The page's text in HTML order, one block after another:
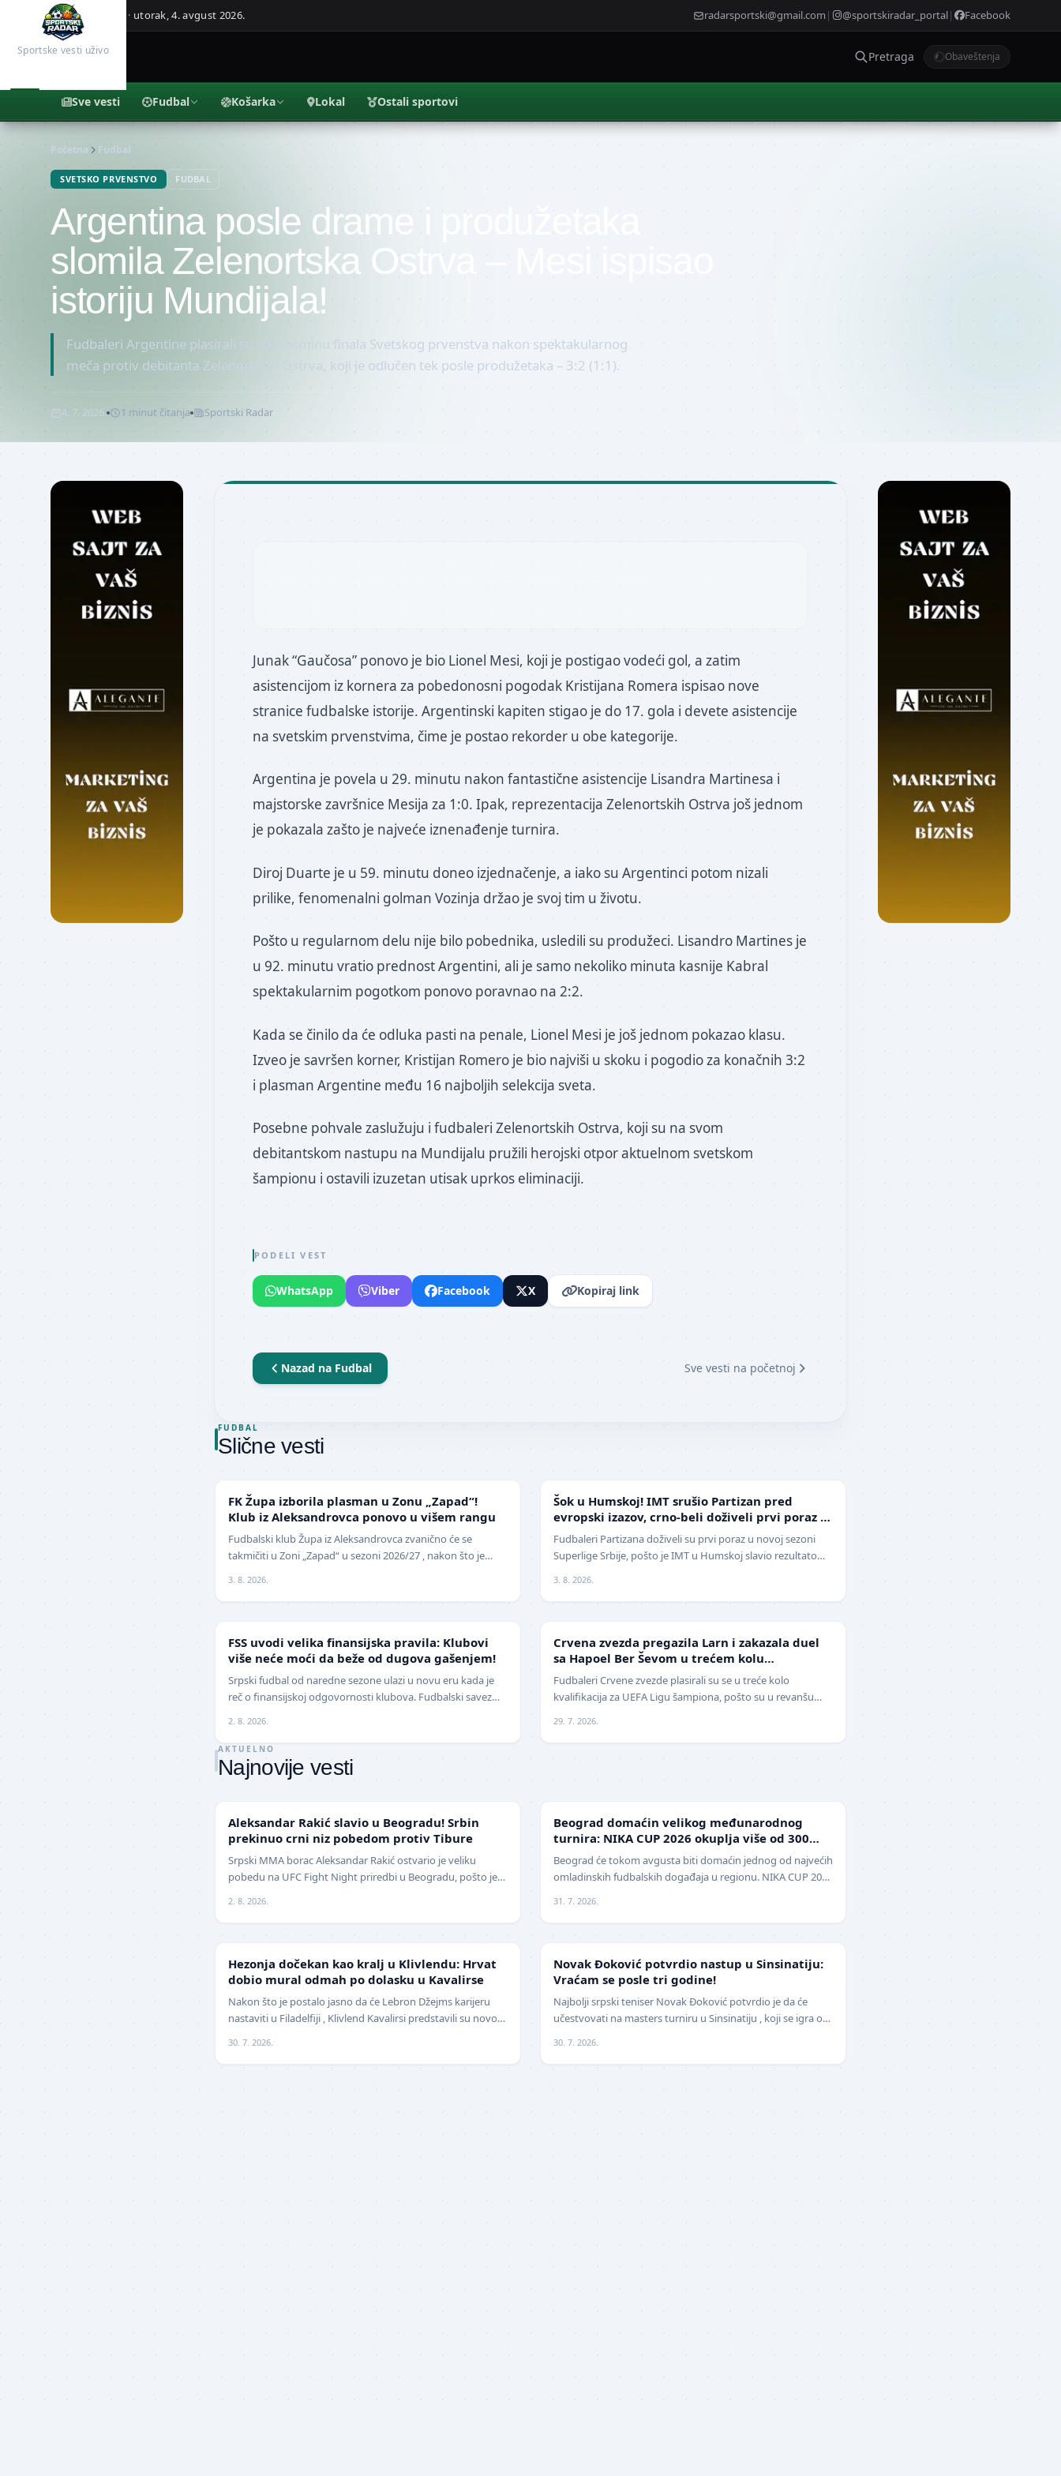
Sportske vesti uživo
Beograd, Srbija · utorak, 4. avgust 2026. radarsportski@gmail.com | @sportskiradar_portal| Facebook
Pretraga Obaveštenja
Sve vesti Fudbal Košarka Lokal Ostali sportovi
Početna Fudbal
SVETSKO PRVENSTVO FUDBAL
Argentina posle drame i produžetaka
slomila Zelenortska Ostrva – Mesi ispisao
istoriju Mundijala!
Fudbaleri Argentine plasirali su se u osminu finala Svetskog prvenstva nakon spektakularnog
meča protiv debitanta Zelenortskih Ostrva, koji je odlučen tek posle produžetaka – 3:2 (1:1).
4. 7. 2026. 1 minut čitanja Sportski Radar
Junak “Gaučosa” ponovo je bio Lionel Mesi, koji je postigao vodeći gol, a zatim
asistencijom iz kornera za pobedonosni pogodak Kristijana Romera ispisao nove
stranice fudbalske istorije. Argentinski kapiten stigao je do 17. gola i devete asistencije
na svetskim prvenstvima, čime je postao rekorder u obe kategorije.
Argentina je povela u 29. minutu nakon fantastične asistencije Lisandra Martinesa i
majstorske završnice Mesija za 1:0. Ipak, reprezentacija Zelenortskih Ostrva još jednom
je pokazala zašto je najveće iznenađenje turnira.
Diroj Duarte je u 59. minutu doneo izjednačenje, a iako su Argentinci potom nizali
prilike, fenomenalni golman Vozinja držao je svoj tim u životu.
Pošto u regularnom delu nije bilo pobednika, usledili su produžeci. Lisandro Martines je
u 92. minutu vratio prednost Argentini, ali je samo nekoliko minuta kasnije Kabral
spektakularnim pogotkom ponovo poravnao na 2:2.
Kada se činilo da će odluka pasti na penale, Lionel Mesi je još jednom pokazao klasu.
Izveo je savršen korner, Kristijan Romero je bio najviši u skoku i pogodio za konačnih 3:2
i plasman Argentine među 16 najboljih selekcija sveta.
Posebne pohvale zaslužuju i fudbaleri Zelenortskih Ostrva, koji su na svom
debitantskom nastupu na Mundijalu pružili herojski otpor aktuelnom svetskom
šampionu i ostavili izuzetan utisak uprkos eliminaciji.
PODELI VEST
WhatsApp Viber Facebook X Kopiraj link
Nazad na Fudbal Sve vesti na početnoj
FUDBAL
Slične vesti
NIŽE LIGE
FK Župa izborila plasman u Zonu „Zapad“!
Klub iz Aleksandrovca ponovo u višem rangu
Fudbalski klub Župa iz Aleksandrovca zvanično će se
takmičiti u Zoni „Zapad“ u sezoni 2026/27 , nakon što je
3. 8. 2026.
SUPERLIGA
Šok u Humskoj! IMT srušio Partizan pred
evropski izazov, crno-beli doživeli prvi poraz u
sezoni
Fudbaleri Partizana doživeli su prvi poraz u novoj sezoni
Superlige Srbije, pošto je IMT u Humskoj slavio rezultatom
3. 8. 2026.
FSS uvodi velika finansijska pravila: Klubovi
više neće moći da beže od dugova gašenjem!
Srpski fudbal od naredne sezone ulazi u novu eru kada je
reč o finansijskoj odgovornosti klubova. Fudbalski savez
2. 8. 2026.
Crvena zvezda pregazila Larn i zakazala duel
sa Hapoel Ber Ševom u trećem kolu
kvalifikacija za Ligu šampiona
Fudbaleri Crvene zvezde plasirali su se u treće kolo
kvalifikacija za UEFA Ligu šampiona, pošto su u revanšu
29. 7. 2026.
AKTUELNO
Najnovije vesti
Aleksandar Rakić slavio u Beogradu! Srbin
prekinuo crni niz pobedom protiv Tibure
Srpski MMA borac Aleksandar Rakić ostvario je veliku
pobedu na UFC Fight Night priredbi u Beogradu, pošto je
2. 8. 2026.
Beograd domaćin velikog međunarodnog
turnira: NIKA CUP 2026 okuplja više od 300
klubova
Beograd će tokom avgusta biti domaćin jednog od najvećih
omladinskih fudbalskih događaja u regionu. NIKA CUP 2026
31. 7. 2026.
Hezonja dočekan kao kralj u Klivlendu: Hrvat
dobio mural odmah po dolasku u Kavalirse
Nakon što je postalo jasno da će Lebron Džejms karijeru
nastaviti u Filadelfiji , Klivlend Kavalirsi predstavili su novo
30. 7. 2026.
Novak Đoković potvrdio nastup u Sinsinatiju:
Vraćam se posle tri godine!
Najbolji srpski teniser Novak Đoković potvrdio je da će
učestvovati na masters turniru u Sinsinatiju , koji se igra od
30. 7. 2026.